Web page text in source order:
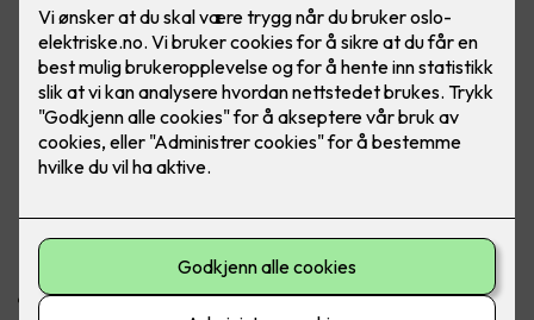
Lorem ipsum dolor sit amet, consectetur adipiscing elit.
Morbi consectetur convallis massa non ultrices. Nunc vitae
eros ut nisl sagittis lacinia eget eget purus.Lorem ipsum dolor
sit amet, consectetur adipiscing elit. Morbi consectetur
convallis massa non ultrices. Nunc vitae eros ut nisl sagittis
lacinia eget eget purus. Fusce tempor arcu vel sem luctus
tincidunt. Donec sed viverra tellus, id dapibus arcu. Duis quis
Våre tjenester
Lorem ipsum